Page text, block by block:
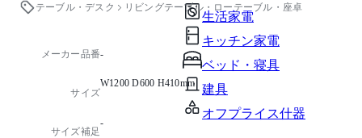
生活家電
キッチン家電
ベッド・寝具
建具
オフプライス什器
テーブル・デスク
リビングテーブル・ローテーブル・座卓
メーカー品番-
サイズ
W1200 D600 H410mm
サイズ補足
-